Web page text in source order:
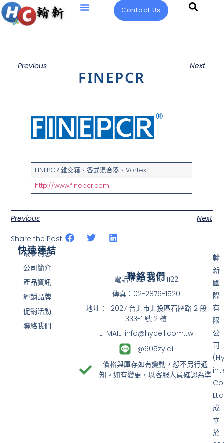
Contact Us
Previous Next
FINEPCR
FINEPCR 雜交箱、各式混合器、Vortex
http://www.finepcr.com
Previous Next
Share the Post:
翰
新
國
際
有
限
公
司
成
立
於
快速連結
最新消息
公司簡介
產品資訊
經銷品牌
促銷活動
聯絡我們
聯絡我們
電話：02-2877-1122
傳真：02-2876-1520
地址：112027 台北市北投區石牌路 2 段
333-1 號 2 樓
E-MAIL: info@hycell.com.tw
@605zyldi
價格與庫存如有變動，恕不另行通
知。如有變更，以客服人員確認為準